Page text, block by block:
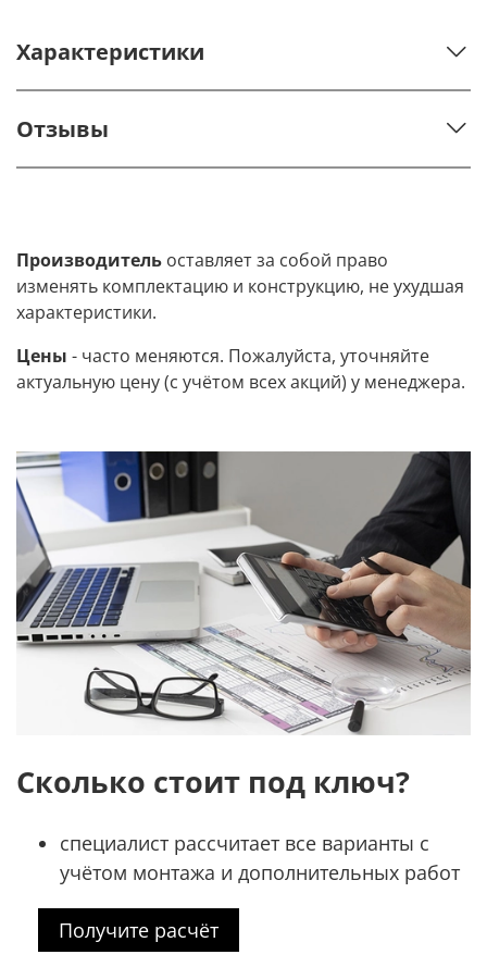
Характеристики
Отзывы
Производитель оставляет за собой право
изменять комплектацию и конструкцию, не ухудшая
характеристики.
Цены - часто меняются. Пожалуйста, уточняйте
актуальную цену (с учётом всех акций) у менеджера.
Сколько стоит под ключ?
специалист рассчитает все варианты с
учётом монтажа и дополнительных работ
Получите расчёт